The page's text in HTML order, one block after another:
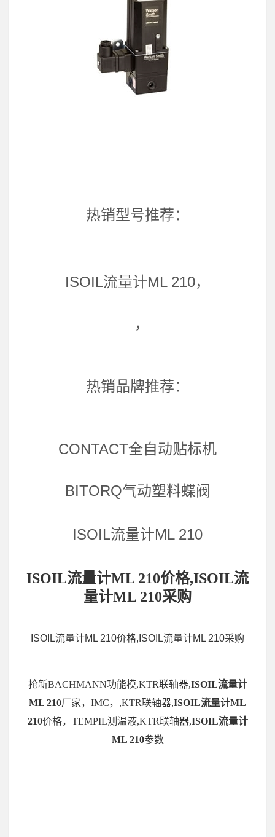
热销型号推荐：
ISOIL流量计ML 210，
，
热销品牌推荐：
CONTACT全自动贴标机
BITORQ气动塑料蝶阀
ISOIL流量计ML 210
ISOIL流量计ML 210价格,ISOIL流
量计ML 210采购
ISOIL流量计ML 210价格,ISOIL流量计ML 210采购
抢新BACHMANN功能模,KTR联轴器,ISOIL流量计
ML 210厂家，IMC，,KTR联轴器,ISOIL流量计ML
210价格，TEMPIL测温液,KTR联轴器,ISOIL流量计
ML 210参数